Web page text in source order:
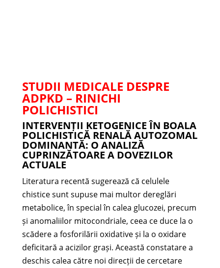
STUDII MEDICALE DESPRE
ADPKD – RINICHI
POLICHISTICI
INTERVENȚII KETOGENICE ÎN BOALA
POLICHISTICĂ RENALĂ AUTOZOMAL
DOMINANTĂ: O ANALIZĂ
CUPRINZĂTOARE A DOVEZILOR
ACTUALE
Literatura recentă sugerează că celulele
chistice sunt supuse mai multor dereglări
metabolice, în special în calea glucozei, precum
și anomaliilor mitocondriale, ceea ce duce la o
scădere a fosforilării oxidative și la o oxidare
deficitară a acizilor grași. Această constatare a
deschis calea către noi direcții de cercetare